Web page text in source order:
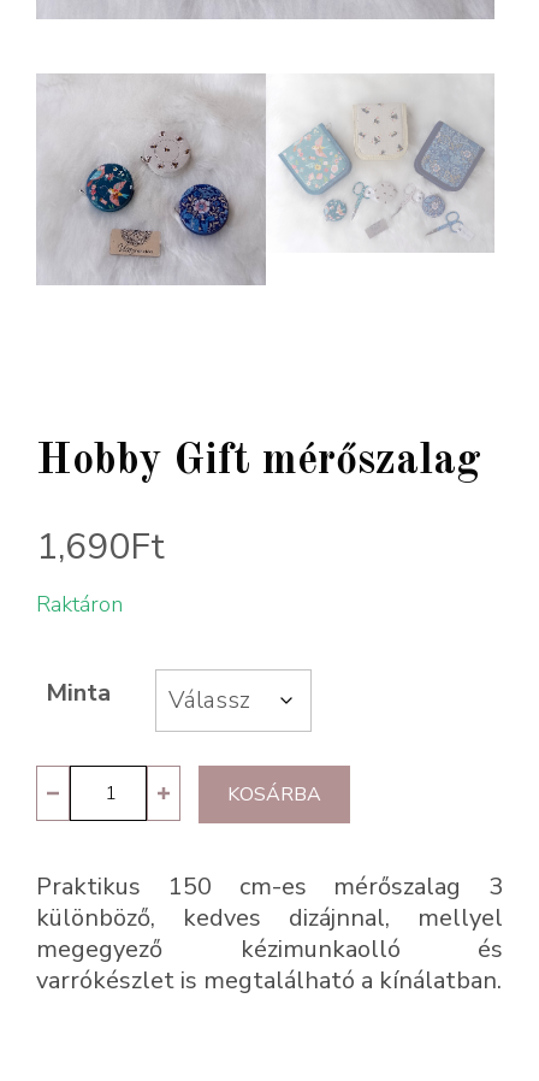
Hobby Gift mérőszalag
1,690Ft
Raktáron
Minta
Hobby
Gift
mennyiség
KOSÁRBA
Praktikus 150 cm-es mérőszalag 3
különböző, kedves dizájnnal, mellyel
megegyező kézimunkaolló és
varrókészlet is megtalálható a kínálatban.